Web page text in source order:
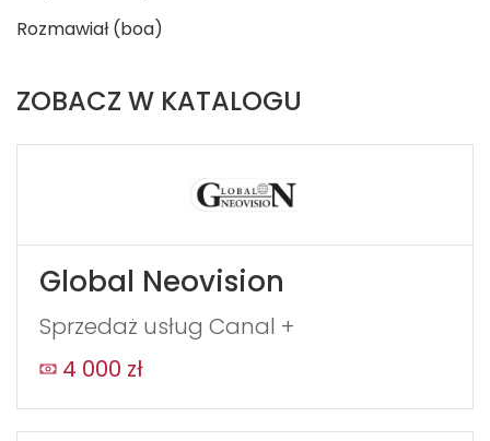
Rozmawiał (boa)
ZOBACZ W KATALOGU
Global Neovision
Sprzedaż usług Canal +
4 000 zł